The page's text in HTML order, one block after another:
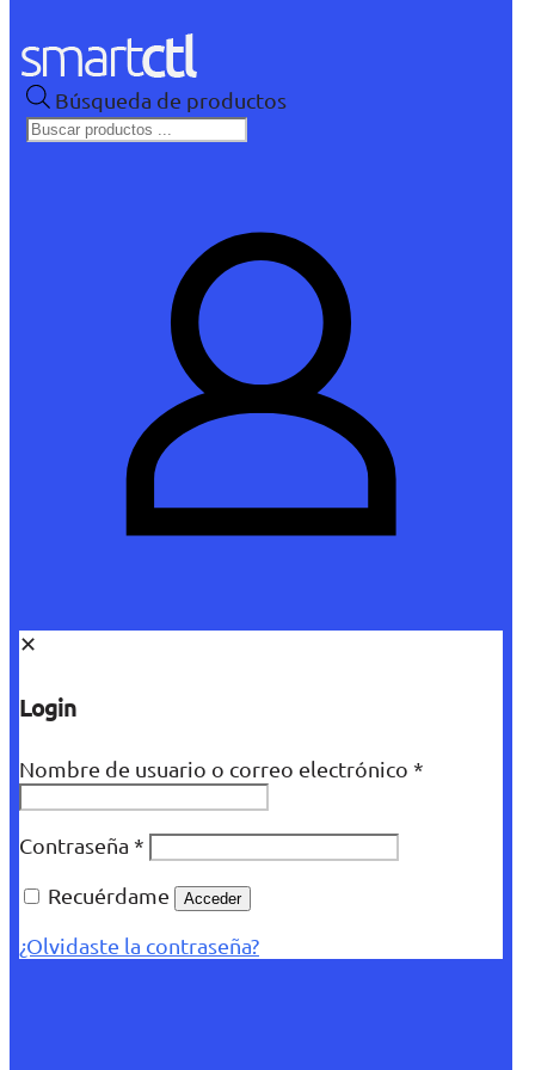
Búsqueda de productos
✕
Login
Nombre de usuario o correo electrónico *
Contraseña *
Recuérdame
Acceder
¿Olvidaste la contraseña?